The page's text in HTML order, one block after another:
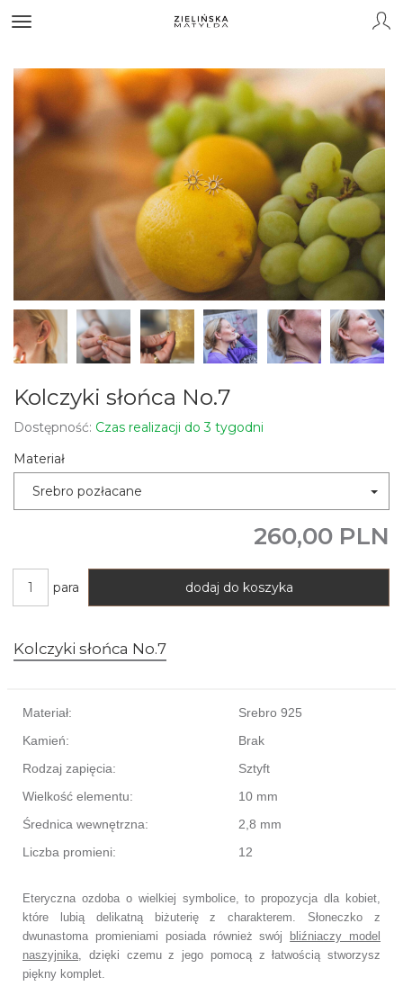
Kolczyki słońca No.7
Dostępność: Czas realizacji do 3 tygodni
Materiał
Srebro pozłacane
260,00 PLN
para dodaj do koszyka
Kolczyki słońca No.7
Materiał:
Srebro 925
Kamień:
Brak
Rodzaj zapięcia:
Sztyft
Wielkość elementu:
10 mm
Średnica wewnętrzna:
2,8 mm
Liczba promieni:
12
Eteryczna ozdoba o wielkiej symbolice, to propozycja dla kobiet,
które lubią delikatną biżuterię z charakterem. Słoneczko z
dwunastoma promieniami posiada również swój
bliźniaczy model
naszyjnika, dzięki czemu z jego pomocą z łatwością stworzysz
piękny komplet.